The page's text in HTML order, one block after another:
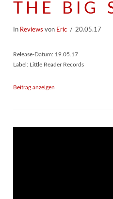
THE BIG
In Reviews von Eric 20.05.17
Release-Datum: 19.05.17
Label: Little Reader Records
Beitrag anzeigen